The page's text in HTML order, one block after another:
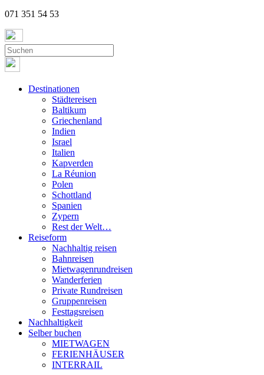
071 351 54 53
Destinationen
Städtereisen
Baltikum
Griechenland
Indien
Israel
Italien
Kapverden
La Réunion
Polen
Schottland
Spanien
Zypern
Rest der Welt…
Reiseform
Nachhaltig reisen
Bahnreisen
Mietwagenrundreisen
Wanderferien
Private Rundreisen
Gruppenreisen
Festtagsreisen
Nachhaltigkeit
Selber buchen
MIETWAGEN
FERIENHÄUSER
INTERRAIL